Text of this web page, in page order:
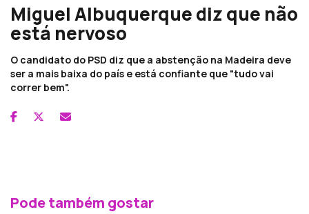
Miguel Albuquerque diz que não
está nervoso
O candidato do PSD diz que a abstenção na Madeira deve
ser a mais baixa do país e está confiante que "tudo vai
correr bem".
Pode também gostar